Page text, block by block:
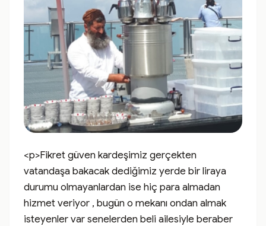
<p>Fikret güven kardeşimiz gerçekten
vatandaşa bakacak dediğimiz yerde bir liraya
durumu olmayanlardan ise hiç para almadan
hizmet veriyor , bugün o mekanı ondan almak
isteyenler var senelerden beli ailesiyle beraber